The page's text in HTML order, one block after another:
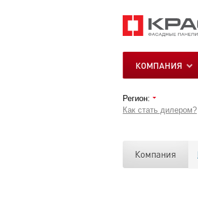
КОМПАНИЯ
Регион:
Как стать дилером?
Компания